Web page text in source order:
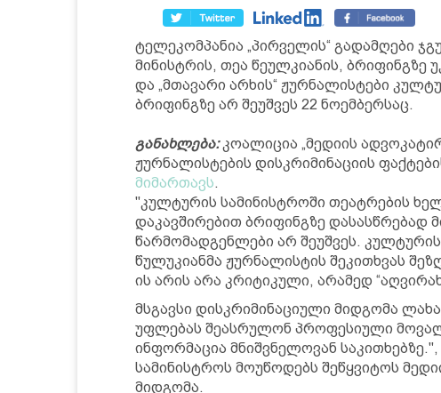
ტელეკომპანია „პირველის“ გადამღები
მინისტრის, თეა წეულკიანის, ბრიფინგზე
და „მთავარი არხის“ ჟურნალისტები
ბრიფინგზე არ შეუშვეს 22 ნოემბერსაც.
განახლება:კოალიცია „მედიის
ჟურნალისტების დისკრიმინაციის
მიმართავს.
"კულტურის სამინისტროში თეატრების
დაკავშირებით ბრიფინგზე დასასწრებად
წარმომადგენლები არ შეუშვეს.
წულუკიანმა ჟურნალისტის შეკითხვას
ის არის არა კრიტიკული, არამედ
მსგავსი დისკრიმინაციული მიდგომა
უფლებას შეასრულონ პროფესიული
ინფორმაცია მნიშვნელოვან
სამინისტროს მოუწოდებს შეწყვიტოს
მიდგომა.